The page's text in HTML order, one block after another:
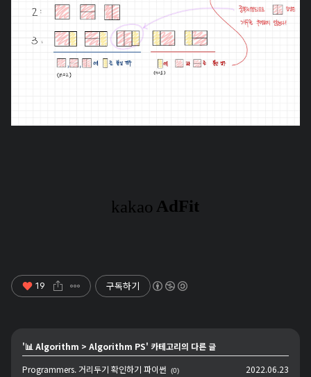
19 구독하기
'📊 Algorithm > Algorithm PS' 카테고리의 다른 글
Programmers. 거리두기 확인하기 파이썬
(0)
2022.06.23